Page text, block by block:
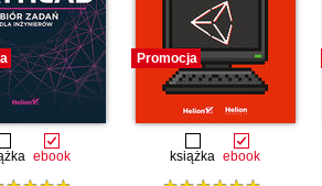
ebook
Promocja
książka ebook